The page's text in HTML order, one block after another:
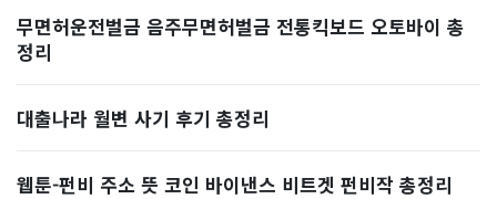
무면허운전벌금 음주무면허벌금 전통킥보드 오토바이 총
정리
대출나라 월변 사기 후기 총정리
웹툰-펀비 주소 뜻 코인 바이낸스 비트겟 펀비작 총정리